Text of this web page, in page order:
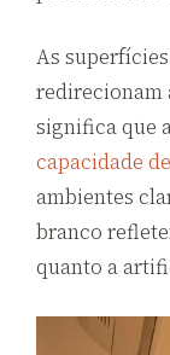
As
redirecionam
significa que
capacidade
ambientes
branco
quanto a